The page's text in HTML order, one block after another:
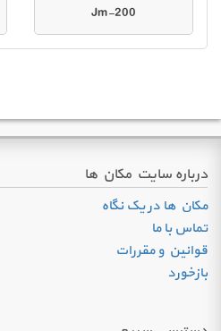
Jm-200
درباره سایت مکان ها
مکان ها در یک نگاه
تماس با ما
قوانین و مقررات
بازخورد